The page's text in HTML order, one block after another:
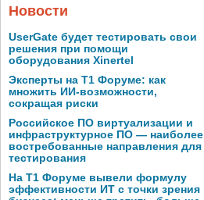
Новости
UserGate будет тестировать свои
решения при помощи
оборудования Xinertel
Эксперты на Т1 Форуме: как
множить ИИ-возможности,
сокращая риски
Российское ПО виртуализации и
инфраструктурное ПО — наиболее
востребованные направления для
тестирования
На Т1 Форуме вывели формулу
эффективности ИТ с точки зрения